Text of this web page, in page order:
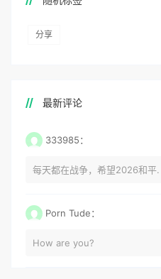
分享
最新评论
333985：
每天都在战争，希望2026和平.
Porn Tude：
How are you?